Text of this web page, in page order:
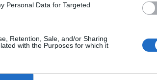
Personal Data for Targeted
Retention, Sale, and/or Sharing
with the Purposes for which it
Borne de la tourelle de Vincennes
Borne du polygone de Vincennes